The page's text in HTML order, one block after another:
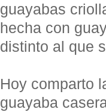
guayabas
hecha con
distinto al que
Hoy comparto
guayaba